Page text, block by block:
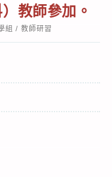
教師參加。
組 / 教師研習